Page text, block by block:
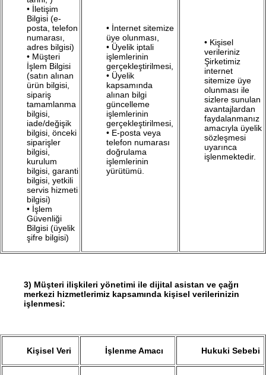
• İletişim
Bilgisi (e-
posta, telefon
numarası,
adres bilgisi)
• Müşteri
İşlem Bilgisi
(satın alınan
ürün bilgisi,
sipariş
tamamlanma
bilgisi,
iade/değişik
bilgisi, önceki
siparişler
bilgisi,
kurulum
bilgisi, garanti
bilgisi, yetkili
servis hizmeti
bilgisi)
• İşlem
Güvenliği
Bilgisi (üyelik
şifre bilgisi)
• İnternet sitemize
üye olunması,
• Üyelik iptali
işlemlerinin
gerçekleştirilmesi,
• Üyelik
kapsamında
alınan bilgi
güncelleme
işlemlerinin
gerçekleştirilmesi,
• E-posta veya
telefon numarası
doğrulama
işlemlerinin
yürütümü.
• Kişisel
verileriniz
Şirketimiz
internet
sitemize üye
olunması ile
sizlere sunulan
avantajlardan
faydalanmanız
amacıyla üyelik
sözleşmesi
uyarınca
işlenmektedir.
3) Müşteri ilişkileri yönetimi ile dijital asistan ve çağrı
merkezi hizmetlerimiz kapsamında kişisel verilerinizin
işlenmesi:
Kişisel Veri İşlenme Amacı Hukuki Sebebi